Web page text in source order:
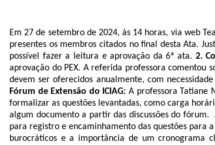
Em 27 de setembro de 2024, às 14 horas, via web
presentes os membros citados no final desta Ata.
possível fazer a leitura e aprovação da 6ª ata. 2.
aprovação do PEX. A referida professora comentou
devem ser oferecidos anualmente, com
Fórum de Extensão do ICIAG: A professora Tatiane
formalizar as questões levantadas, como carga
algum documento a partir das discussões do
para registro e encaminhamento das questões para
burocráticos e a importância de um cronograma